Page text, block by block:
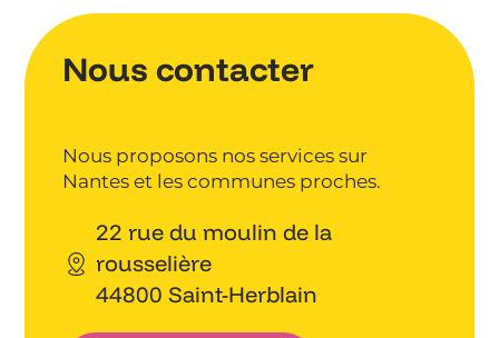
Nous contacter
Nous proposons nos services sur
Nantes et les communes proches.
22 rue du moulin de la
rousselière
44800 Saint-Herblain